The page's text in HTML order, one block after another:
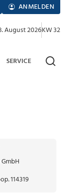
ANMELDEN
August 2026KW 32
SERVICE